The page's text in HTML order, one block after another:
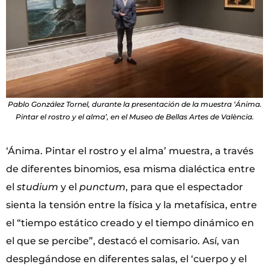
Pablo González Tornel, durante la presentación de la muestra ‘Ánima.
Pintar el rostro y el alma’, en el Museo de Bellas Artes de València.
‘Ánima. Pintar el rostro y el alma’ muestra, a través
de diferentes binomios, esa misma dialéctica entre
el studium y el punctum, para que el espectador
sienta la tensión entre la física y la metafísica, entre
el “tiempo estático creado y el tiempo dinámico en
el que se percibe”, destacó el comisario. Así, van
desplegándose en diferentes salas, el ‘cuerpo y el